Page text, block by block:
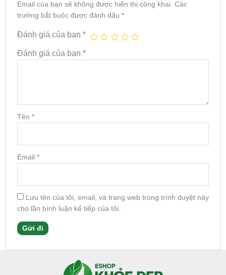
Email của bạn sẽ không được hiển thị công khai. Các
trường bắt buộc được đánh dấu *
Đánh giá của bạn *
Đánh giá của bạn *
Tên *
Email *
Lưu tên của tôi, email, và trang web trong trình duyệt này
cho lần bình luận kế tiếp của tôi.